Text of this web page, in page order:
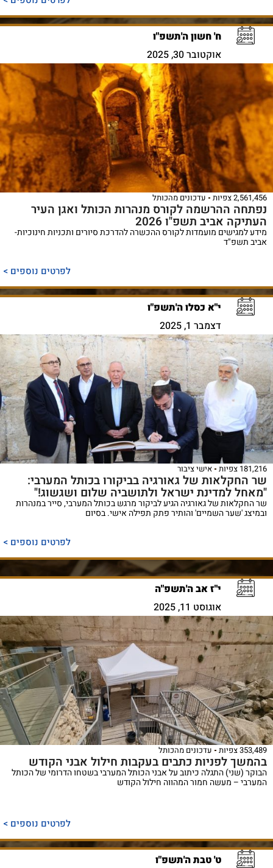
ח' חשון ה'תשפ"ו
אוקטובר 30, 2025
2,561,456 צפיות עדכונים מהכותל
נפתחה ההרשמה לקורס מנהרות הכותל ואגן העיר
העתיקה אביב תשפ"ו 2026
מידע למגישים מועמדות לקורס ההכשרה להדרכת סיורים ותכניות חינוכיות-
אביב תשפ"ד
לפרטים נוספים >
י"א כסלו ה'תשפ"ו
דצמבר 1, 2025
181,216 צפיות אישי ציבור
שר החקלאות של גאורגיה בביקורו בכותל המערבי:
"מאחל למדינת ישראל ולתושביה שלום ושגשוג!"
שר החקלאות של גאורגיה הגיע לביקור מרגש בכותל המערבי, סייר במנהרות
ובמיצג 'שער השמיים' והותיר פתק תפילה אישי. בסיום
לפרטים נוספים >
י"ז אב ה'תשפ"ה
אוגוסט 11, 2025
353,489 צפיות עדכונים מהכותל
בהמשך לפניות כתבים בעקבות חילול אבני הקודש
הבוקר (שני) התגלה כיתוב על אבני הכותל המערבי בשטחו הדרומי של הכותל
המערבי – מעשה חמור המהווה חילול הקודש
לפרטים נוספים >
ט' טבת ה'תשפ"ו